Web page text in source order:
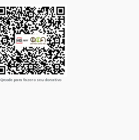
Qrcode para fazer o seu donativo